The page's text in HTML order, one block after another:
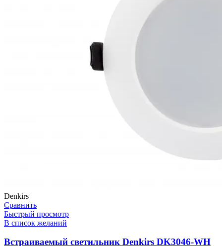
Denkirs
Сравнить
Быстрый просмотр
В список желаний
Встраиваемый светильник Denkirs DK3046-WH